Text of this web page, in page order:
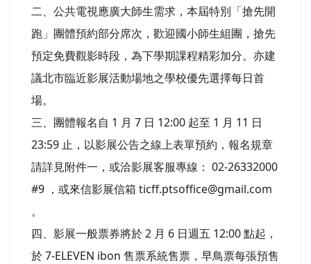
二、公共電視應廣大師生需求，本屆特別「搶先開
跑」團體預約部分席次，歡迎國小師生組團，搶先
預定免費觀影時段，為下學期課程精彩加分。亦建
議北市臨近影展活動場地之學校優先選擇每日首
場。
三、團體報名自 1 月 7 日 12:00 起至 1 月 11 日
23:59 止，以影展公告之線上表單預約，報名規章
請詳見附件一，或洽影展客服專線： 02-26332000
#9 ，或來信影展信箱 ticff.ptsoffice@gmail.com
。
四、影展一般票券將於 2 月 6 日週五 12:00 點起，
於 7-ELEVEN ibon 售票系統售票，早鳥票每張預售